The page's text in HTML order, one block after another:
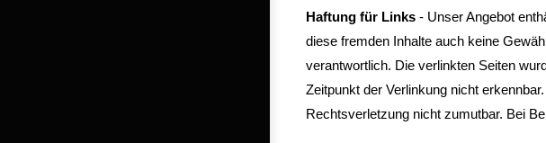
Haftung für Links - Unser Angebot
diese fremden Inhalte auch keine
verantwortlich. Die verlinkten Seiten
Zeitpunkt der Verlinkung nicht
Rechtsverletzung nicht zumutbar. Bei